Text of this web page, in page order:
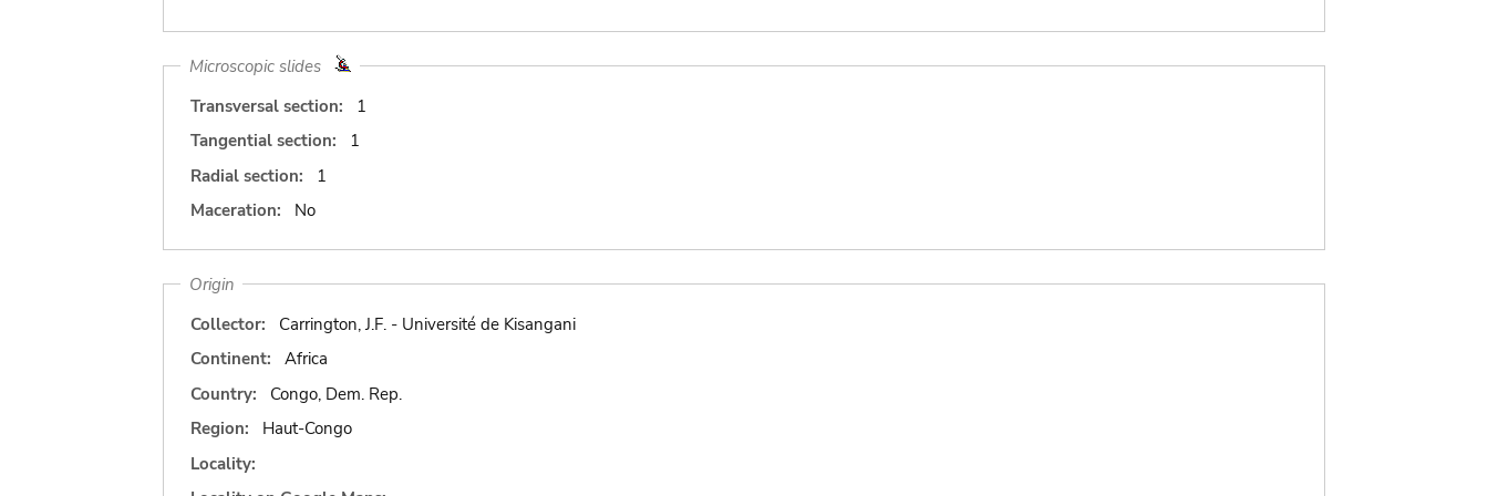
Microscopic slides
Transversal section:
1
Tangential section:
1
Radial section:
1
Maceration:
No
Origin
Collector:
Carrington, J.F. - Université de Kisangani
Continent:
Africa
Country:
Congo, Dem. Rep.
Region:
Haut-Congo
Locality: